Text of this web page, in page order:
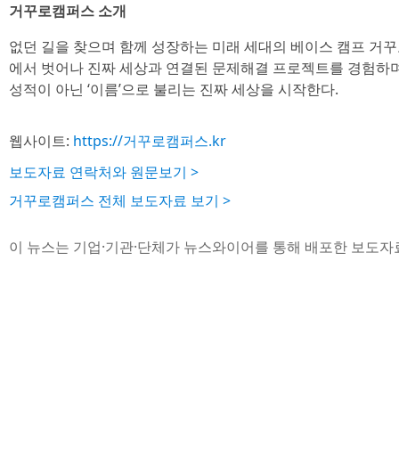
거꾸로캠퍼스 소개
없던 길을 찾으며 함께 성장하는 미래 세대의 베이스 캠프 거
에서 벗어나 진짜 세상과 연결된 문제해결 프로젝트를 경험
성적이 아닌 ‘이름’으로 불리는 진짜 세상을 시작한다.
웹사이트: https://거꾸로캠퍼스.kr
보도자료 연락처와 원문보기 >
거꾸로캠퍼스 전체 보도자료 보기 >
이 뉴스는 기업·기관·단체가 뉴스와이어를 통해 배포한 보도